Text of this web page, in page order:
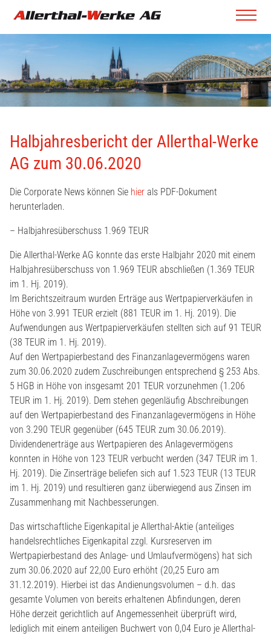
Halbjahresbericht der Allerthal-Werke
AG zum 30.06.2020
Die Corporate News können Sie hier als PDF-Dokument
herunterladen.
– Halbjahresüberschuss 1.969 TEUR
Die Allerthal-Werke AG konnte das erste Halbjahr 2020 mit einem
Halbjahresüberschuss von 1.969 TEUR abschließen (1.369 TEUR
im 1. Hj. 2019).
Im Berichtszeitraum wurden Erträge aus Wertpapierverkäufen in
Höhe von 3.991 TEUR erzielt (881 TEUR im 1. Hj. 2019). Die
Aufwendungen aus Wertpapierverkäufen stellten sich auf 91 TEUR
(38 TEUR im 1. Hj. 2019).
Auf den Wertpapierbestand des Finanzanlagevermögens waren
zum 30.06.2020 zudem Zuschreibungen entsprechend § 253 Abs.
5 HGB in Höhe von insgesamt 201 TEUR vorzunehmen (1.206
TEUR im 1. Hj. 2019). Dem stehen gegenläufig Abschreibungen
auf den Wertpapierbestand des Finanzanlagevermögens in Höhe
von 3.290 TEUR gegenüber (645 TEUR zum 30.06.2019).
Dividendenerträge aus Wertpapieren des Anlagevermögens
konnten in Höhe von 123 TEUR verbucht werden (347 TEUR im 1.
Hj. 2019). Die Zinserträge beliefen sich auf 1.523 TEUR (13 TEUR
im 1. Hj. 2019) und resultieren ganz überwiegend aus Zinsen im
Zusammenhang mit Nachbesserungen.
Das wirtschaftliche Eigenkapital je Allerthal-Aktie (anteiliges
handelsrechtliches Eigenkapital zzgl. Kursreserven im
Wertpapierbestand des Anlage- und Umlaufvermögens) hat sich
zum 30.06.2020 auf 22,00 Euro erhöht (20,25 Euro am
31.12.2019). Hierbei ist das Andienungsvolumen – d.h. das
gesamte Volumen von bereits erhaltenen Abfindungen, deren
Höhe derzeit gerichtlich auf Angemessenheit überprüft wird,
lediglich mit einem anteiligen Buchwert von 0,04 Euro je Allerthal-